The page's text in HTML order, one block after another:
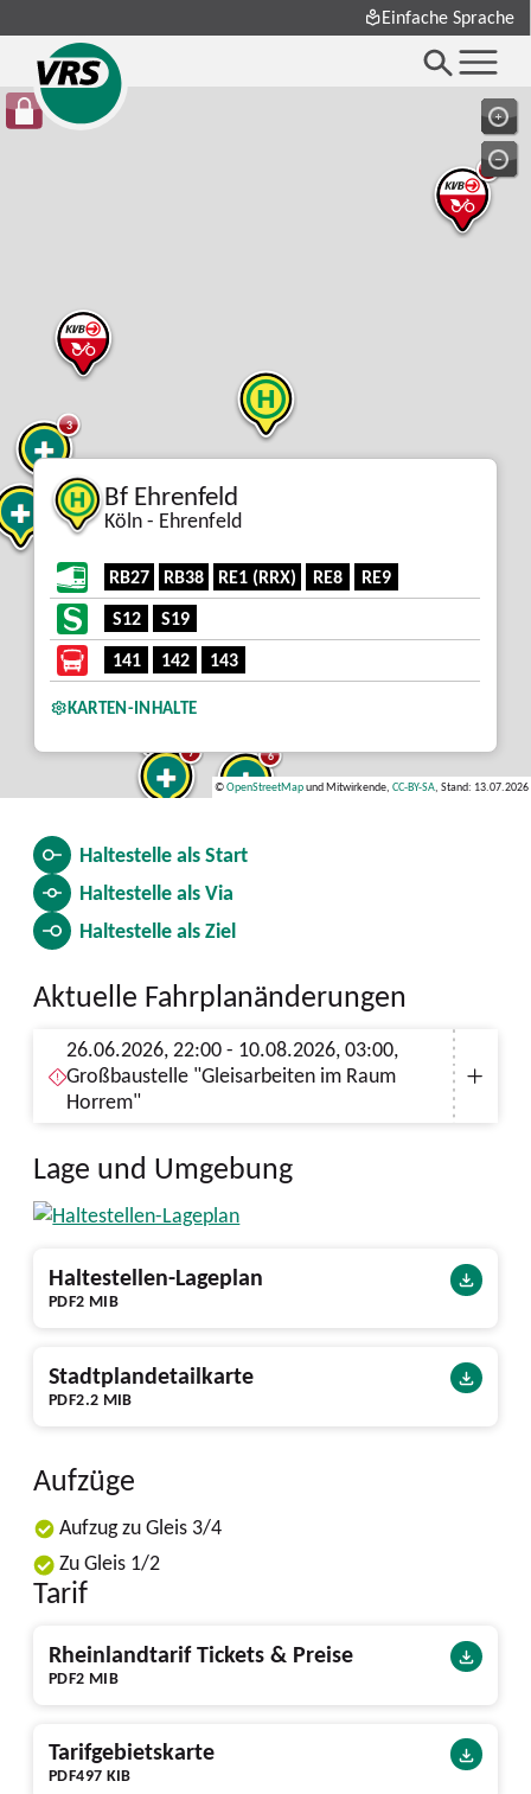
Einfache Sprache
Bf Ehrenfeld
Köln - Ehrenfeld
RB27 RB38 RE1 (RRX) RE8
RE9
S12
S19
141
142 143
KARTEN-INHALTE
3
2
7 6
3
©OpenStreetMapund Mitwirkende, CC-BY-SA, Stand: 13.07.2026
Haltestelle alsStart
Haltestelle alsVia
Haltestelle alsZiel
Aktuelle Fahrplanänderungen
26.06.2026, 22:00 - 10.08.2026, 03:00,
Großbaustelle "Gleisarbeiten im Raum
Horrem"
Lage und Umgebung
PDF2 MIB
Haltestellen-Lageplan
PDF2.2 MIB
Stadtplandetailkarte
Aufzüge
Aufzug zu Gleis 3/4
Zu Gleis 1/2
Tarif
PDF2 MIB
Rheinlandtarif Tickets & Preise
PDF497 KIB
Tarifgebietskarte